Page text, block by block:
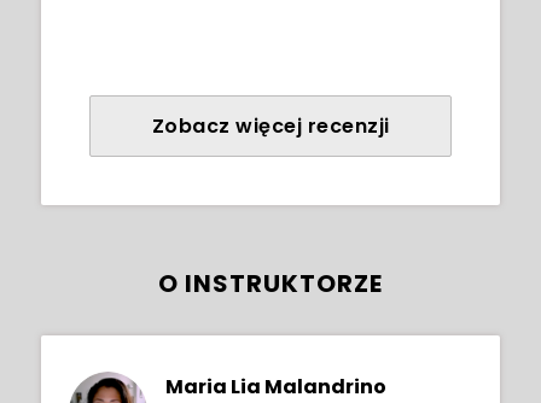
Zobacz więcej recenzji
O INSTRUKTORZE
Maria Lia Malandrino